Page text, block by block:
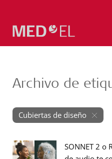
Archivo de
Cubiertas de diseño
SONNET 2 o